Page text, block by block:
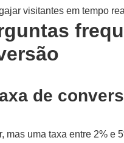
visitantes em tempo
de
mas uma taxa entre 2%